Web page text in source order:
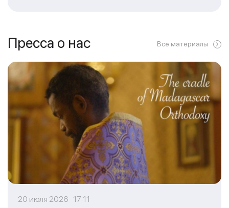
Пресса о нас Все материалы
20 июля 2026 17:11